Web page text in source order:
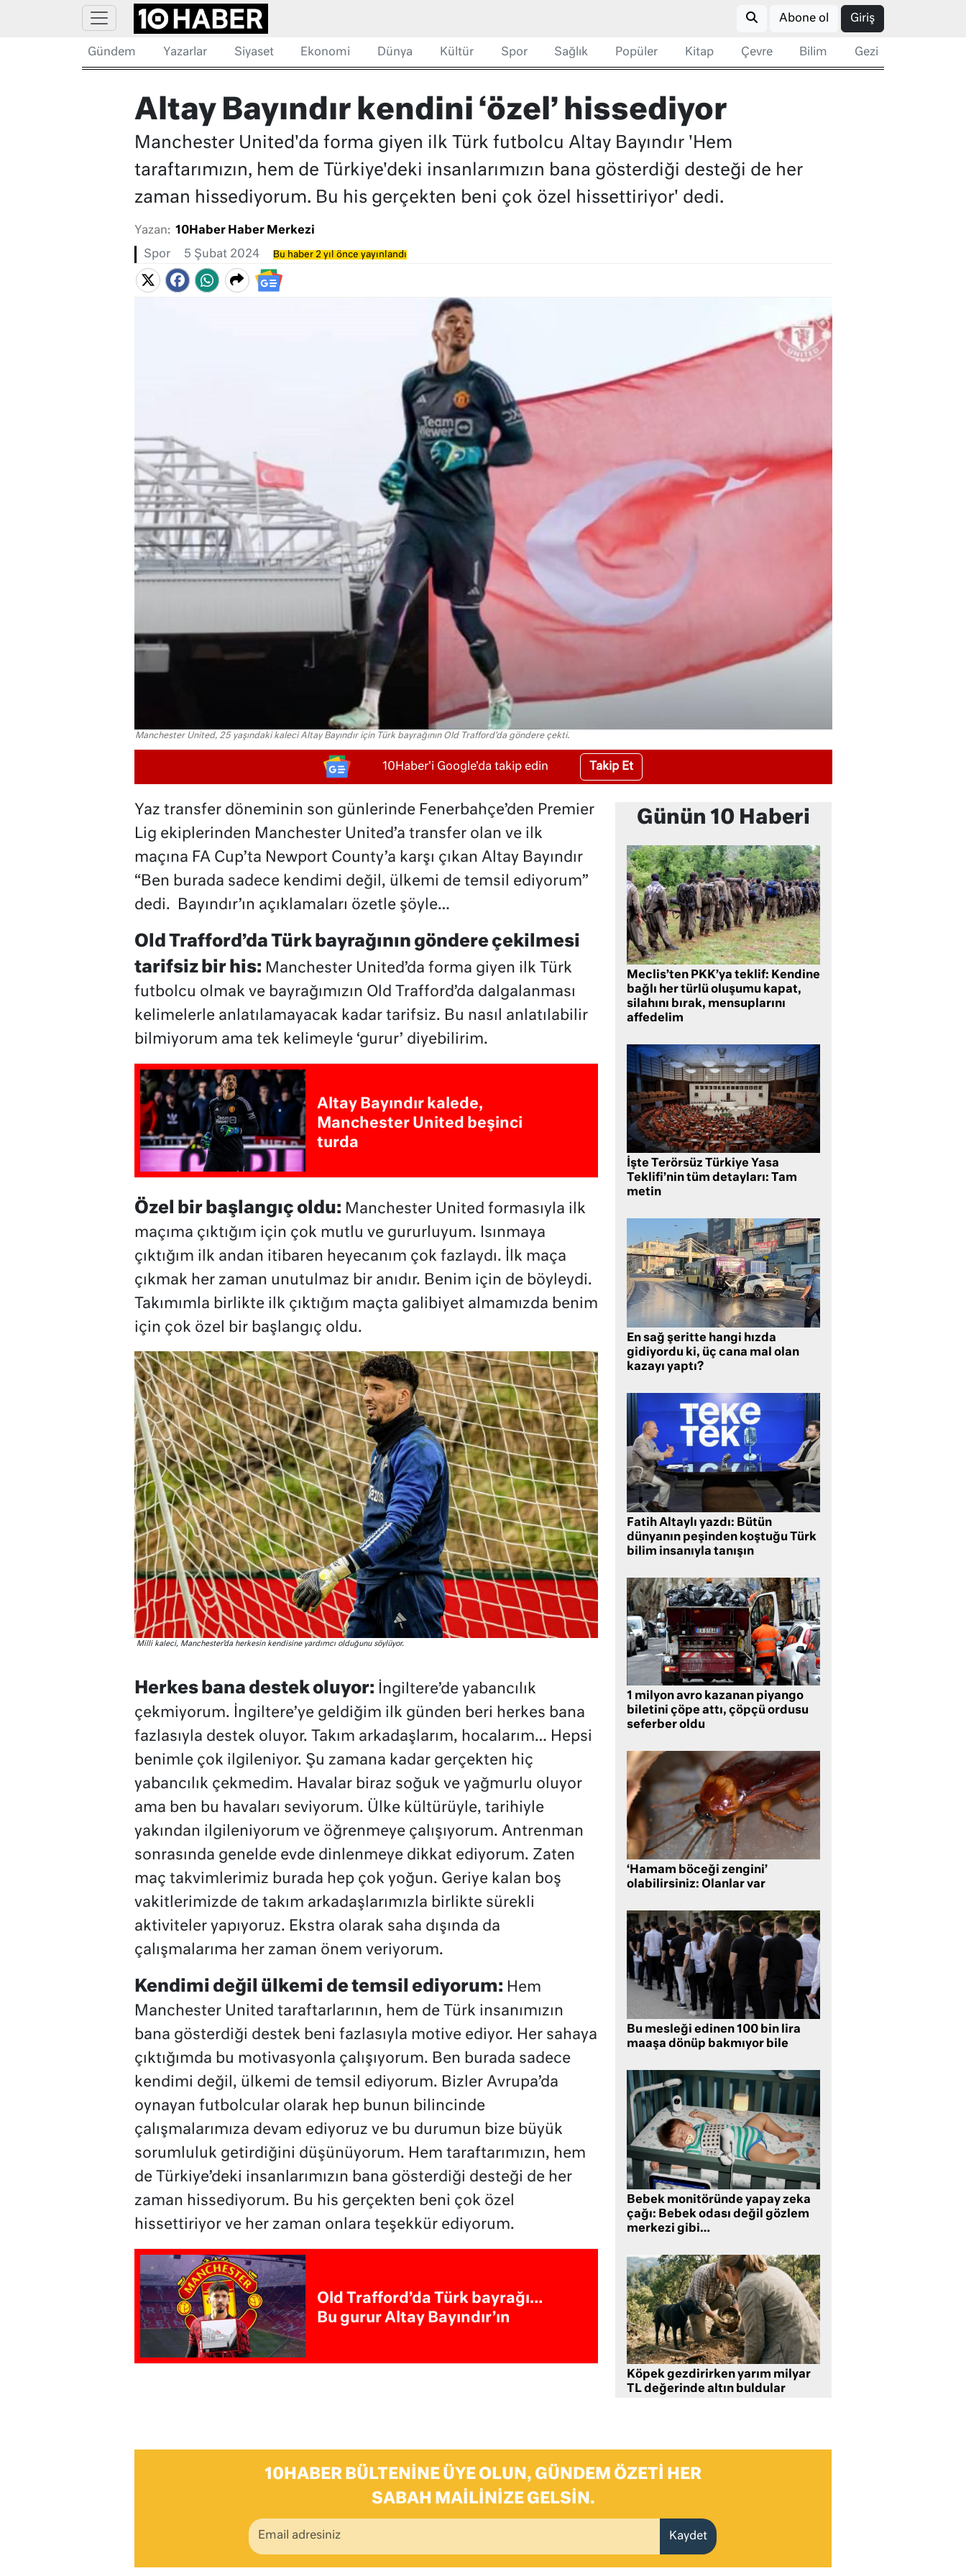
Abone ol Giriş
Gündem Yazarlar Siyaset Ekonomi Dünya Kültür Spor Sağlık Popüler Kitap Çevre Bilim Gezi
Altay Bayındır kendini ‘özel’ hissediyor
Manchester United'da forma giyen ilk Türk futbolcu Altay Bayındır 'Hem
taraftarımızın, hem de Türkiye'deki insanlarımızın bana gösterdiği desteği de her
zaman hissediyorum. Bu his gerçekten beni çok özel hissettiriyor' dedi.
Yazan: 10Haber Haber Merkezi
Spor 5 Şubat 2024 Bu haber 2 yıl önce yayınlandı
Manchester United, 25 yaşındaki kaleci Altay Bayındır için Türk bayrağının Old Trafford'da göndere çekti.
10Haber'i Google'da takip edin Takip Et
Yaz transfer döneminin son günlerinde Fenerbahçe’den Premier
Lig ekiplerinden Manchester United’a transfer olan ve ilk
maçına FA Cup’ta Newport County’a karşı çıkan Altay Bayındır
“Ben burada sadece kendimi değil, ülkemi de temsil ediyorum”
dedi. Bayındır’ın açıklamaları özetle şöyle…
Old Trafford’da Türk bayrağının göndere çekilmesi
tarifsiz bir his: Manchester United’da forma giyen ilk Türk
futbolcu olmak ve bayrağımızın Old Trafford’da dalgalanması
kelimelerle anlatılamayacak kadar tarifsiz. Bu nasıl anlatılabilir
bilmiyorum ama tek kelimeyle ‘gurur’ diyebilirim.
Altay Bayındır kalede,
Manchester United beşinci
turda
Özel bir başlangıç oldu: Manchester United formasıyla ilk
maçıma çıktığım için çok mutlu ve gururluyum. Isınmaya
çıktığım ilk andan itibaren heyecanım çok fazlaydı. İlk maça
çıkmak her zaman unutulmaz bir anıdır. Benim için de böyleydi.
Takımımla birlikte ilk çıktığım maçta galibiyet almamızda benim
için çok özel bir başlangıç oldu.
Milli kaleci, Manchester’da herkesin kendisine yardımcı olduğunu söylüyor.
Herkes bana destek oluyor: İngiltere’de yabancılık
çekmiyorum. İngiltere’ye geldiğim ilk günden beri herkes bana
fazlasıyla destek oluyor. Takım arkadaşlarım, hocalarım… Hepsi
benimle çok ilgileniyor. Şu zamana kadar gerçekten hiç
yabancılık çekmedim. Havalar biraz soğuk ve yağmurlu oluyor
ama ben bu havaları seviyorum. Ülke kültürüyle, tarihiyle
yakından ilgileniyorum ve öğrenmeye çalışıyorum. Antrenman
sonrasında genelde evde dinlenmeye dikkat ediyorum. Zaten
maç takvimlerimiz burada hep çok yoğun. Geriye kalan boş
vakitlerimizde de takım arkadaşlarımızla birlikte sürekli
aktiviteler yapıyoruz. Ekstra olarak saha dışında da
çalışmalarıma her zaman önem veriyorum.
Kendimi değil ülkemi de temsil ediyorum: Hem
Manchester United taraftarlarının, hem de Türk insanımızın
bana gösterdiği destek beni fazlasıyla motive ediyor. Her sahaya
çıktığımda bu motivasyonla çalışıyorum. Ben burada sadece
kendimi değil, ülkemi de temsil ediyorum. Bizler Avrupa’da
oynayan futbolcular olarak hep bunun bilincinde
çalışmalarımıza devam ediyoruz ve bu durumun bize büyük
sorumluluk getirdiğini düşünüyorum. Hem taraftarımızın, hem
de Türkiye’deki insanlarımızın bana gösterdiği desteği de her
zaman hissediyorum. Bu his gerçekten beni çok özel
hissettiriyor ve her zaman onlara teşekkür ediyorum.
Old Trafford’da Türk bayrağı…
Bu gurur Altay Bayındır’ın
Günün 10 Haberi
Meclis’ten PKK’ya teklif: Kendine
bağlı her türlü oluşumu kapat,
silahını bırak, mensuplarını
affedelim
İşte Terörsüz Türkiye Yasa
Teklifi’nin tüm detayları: Tam
metin
En sağ şeritte hangi hızda
gidiyordu ki, üç cana mal olan
kazayı yaptı?
Fatih Altaylı yazdı: Bütün
dünyanın peşinden koştuğu Türk
bilim insanıyla tanışın
1 milyon avro kazanan piyango
biletini çöpe attı, çöpçü ordusu
seferber oldu
‘Hamam böceği zengini’
olabilirsiniz: Olanlar var
Bu mesleği edinen 100 bin lira
maaşa dönüp bakmıyor bile
Bebek monitöründe yapay zeka
çağı: Bebek odası değil gözlem
merkezi gibi…
Köpek gezdirirken yarım milyar
TL değerinde altın buldular
10HABER BÜLTENINE ÜYE OLUN, GÜNDEM ÖZETI HER
SABAH MAILINIZE GELSIN.
Kaydet